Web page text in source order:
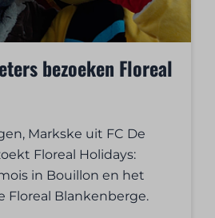
bezoeken Floreal
Markske uit FC De
Floreal Holidays:
in Bouillon en het
Floreal Blankenberge.